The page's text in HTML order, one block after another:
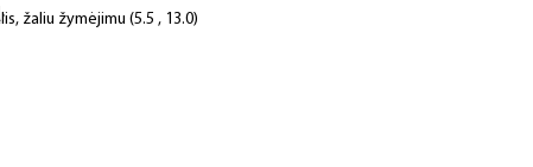
žaliu žymėjimu (5.5 , 13.0)